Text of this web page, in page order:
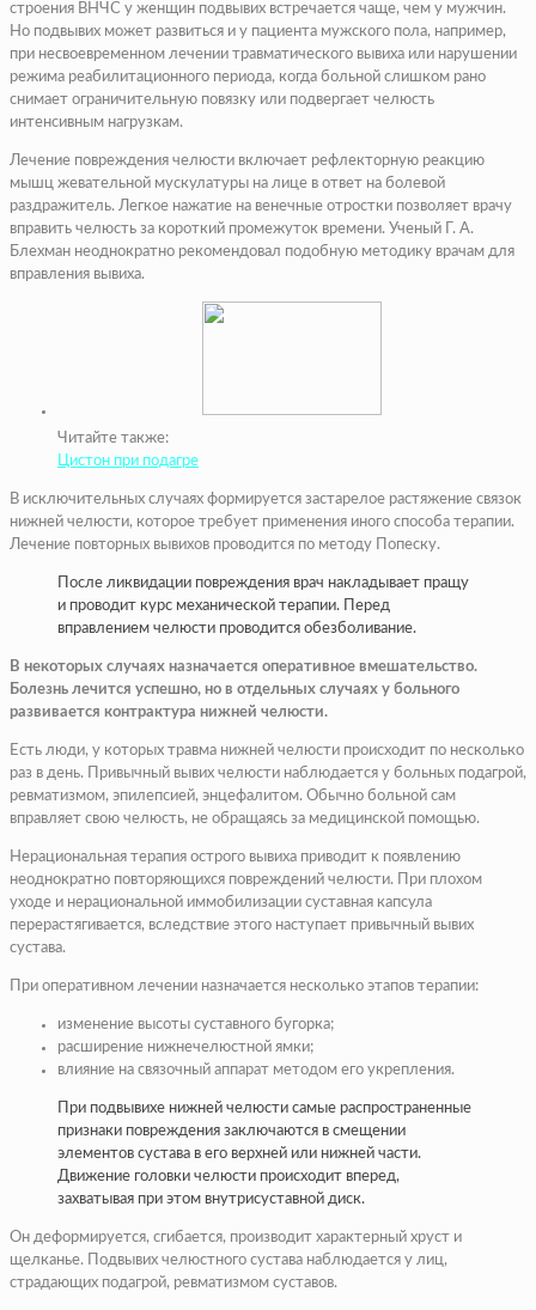
строения ВНЧС у женщин подвывих встречается чаще, чем у мужчин.
Но подвывих может развиться и у пациента мужского пола, например,
при несвоевременном лечении травматического вывиха или нарушении
режима реабилитационного периода, когда больной слишком рано
снимает ограничительную повязку или подвергает челюсть
интенсивным нагрузкам.
Лечение повреждения челюсти включает рефлекторную реакцию
мышц жевательной мускулатуры на лице в ответ на болевой
раздражитель. Легкое нажатие на венечные отростки позволяет врачу
вправить челюсть за короткий промежуток времени. Ученый Г. А.
Блехман неоднократно рекомендовал подобную методику врачам для
вправления вывиха.
Читайте также:
Цистон при подагре
В исключительных случаях формируется застарелое растяжение связок
нижней челюсти, которое требует применения иного способа терапии.
Лечение повторных вывихов проводится по методу Попеску.
После ликвидации повреждения врач накладывает пращу
и проводит курс механической терапии. Перед
вправлением челюсти проводится обезболивание.
В некоторых случаях назначается оперативное вмешательство.
Болезнь лечится успешно, но в отдельных случаях у больного
развивается контрактура нижней челюсти.
Есть люди, у которых травма нижней челюсти происходит по несколько
раз в день. Привычный вывих челюсти наблюдается у больных подагрой,
ревматизмом, эпилепсией, энцефалитом. Обычно больной сам
вправляет свою челюсть, не обращаясь за медицинской помощью.
Нерациональная терапия острого вывиха приводит к появлению
неоднократно повторяющихся повреждений челюсти. При плохом
уходе и нерациональной иммобилизации суставная капсула
перерастягивается, вследствие этого наступает привычный вывих
сустава.
При оперативном лечении назначается несколько этапов терапии:
изменение высоты суставного бугорка;
расширение нижнечелюстной ямки;
влияние на связочный аппарат методом его укрепления.
При подвывихе нижней челюсти самые распространенные
признаки повреждения заключаются в смещении
элементов сустава в его верхней или нижней части.
Движение головки челюсти происходит вперед,
захватывая при этом внутрисуставной диск.
Он деформируется, сгибается, производит характерный хруст и
щелканье. Подвывих челюстного сустава наблюдается у лиц,
страдающих подагрой, ревматизмом суставов.